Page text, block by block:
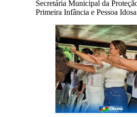
Secretária Municipal da
Primeira Infância e Pessoa